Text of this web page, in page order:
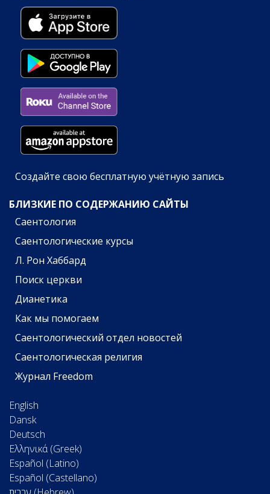
Создайте свою бесплатную учётную запись
БЛИЗКИЕ ПО СОДЕРЖАНИЮ САЙТЫ
Саентология
Саентологические курсы
Л. Рон Хаббард
Поиск церкви
Дианетика
Как мы помогаем
Саентологический отдел новостей
Саентологическая религия
Журнал Freedom
English
Dansk
Deutsch
Ελληνικά (Greek)
Español (Latino)
Español (Castellano)